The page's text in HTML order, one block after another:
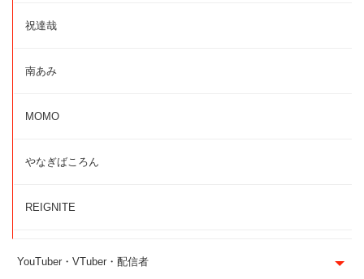
祝達哉
南あみ
MOMO
やなぎばころん
REIGNITE
YouTuber・VTuber・配信者